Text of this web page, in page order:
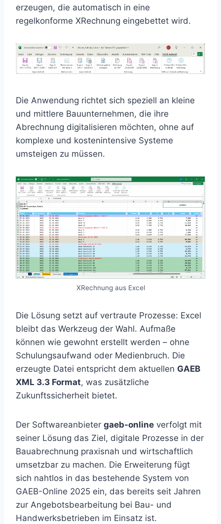
erzeugen, die automatisch in eine
regelkonforme XRechnung eingebettet wird.
Die Anwendung richtet sich speziell an kleine
und mittlere Bauunternehmen, die ihre
Abrechnung digitalisieren möchten, ohne auf
komplexe und kostenintensive Systeme
umsteigen zu müssen.
XRechnung aus Excel
Die Lösung setzt auf vertraute Prozesse: Excel
bleibt das Werkzeug der Wahl. Aufmaße
können wie gewohnt erstellt werden – ohne
Schulungsaufwand oder Medienbruch. Die
erzeugte Datei entspricht dem aktuellen GAEB
XML 3.3 Format, was zusätzliche
Zukunftssicherheit bietet.
Der Softwareanbieter gaeb-online verfolgt mit
seiner Lösung das Ziel, digitale Prozesse in der
Bauabrechnung praxisnah und wirtschaftlich
umsetzbar zu machen. Die Erweiterung fügt
sich nahtlos in das bestehende System von
GAEB-Online 2025 ein, das bereits seit Jahren
zur Angebotsbearbeitung bei Bau- und
Handwerksbetrieben im Einsatz ist.